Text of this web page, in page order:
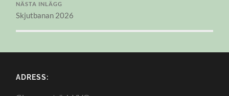
NÄSTA INLÄGG
Skjutbanan 2026
ADRESS: